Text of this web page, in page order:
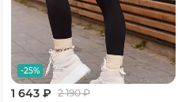
-25%
1 643 ₽ 2 190₽